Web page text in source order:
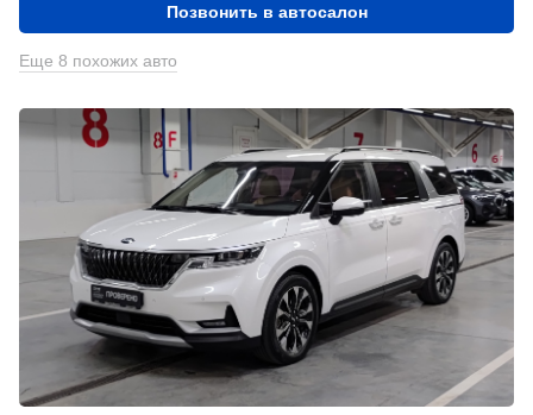
Позвонить в автосалон
Еще 8 похожих авто